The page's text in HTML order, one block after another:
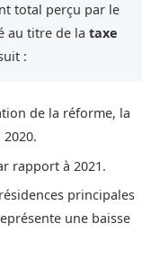
total perçu par le
au titre de la taxe
:
de la réforme, la
rapport à 2021.
principales
une baisse